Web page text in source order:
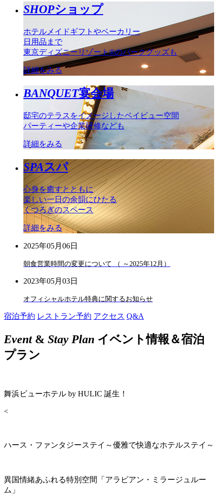
SHOPショップ
ホテルメイドギフトやベーカリー
日用品まで
東京ディズニーリゾート®のパークグッズも
詳細をみる
BANQUET宴会場
邸宅のテラスをイメージしたベイビュー空間
パーティーや企業研修なども
詳細をみる
SPAスパ
心身を癒すとともに
楽しい一日の余韻にひたる
くつろぎのスペース
詳細をみる
2025年05月06日
朝食営業時間の変更について （ ～2025年12月）
2023年05月03日
オフィシャルホテル特典に関するお知らせ
宿泊予約 レストラン予約 アクセス Q&A
Event& Stay Plan イベント情報＆宿泊
プラン
舞浜ビューホテル by HULIC 誕生！
<
ハース・ファンタジーステイ～優雅で快適なホテルステイ～
異国情緒あふれる特別空間「アラビアン・ミラージュルー
ム」